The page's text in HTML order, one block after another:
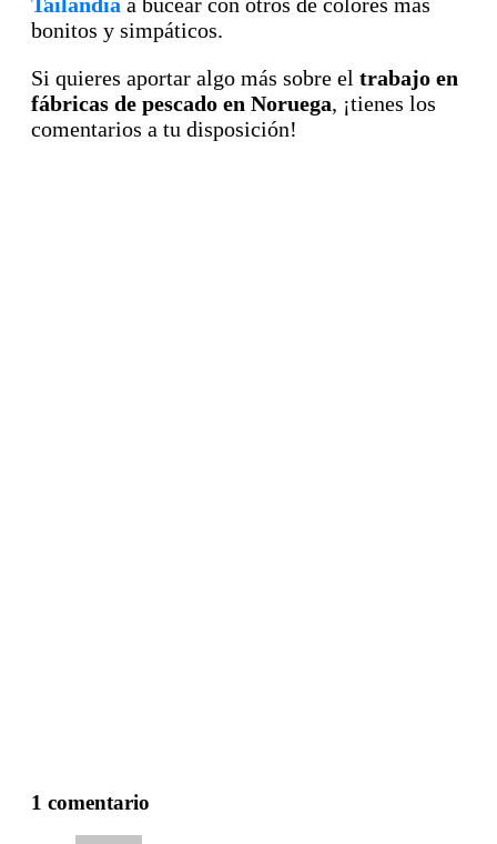
bonitos y simpáticos.
Si quieres aportar algo más sobre el trabajo en
fábricas de pescado en Noruega, ¡tienes los
comentarios a tu disposición!
1 comentario